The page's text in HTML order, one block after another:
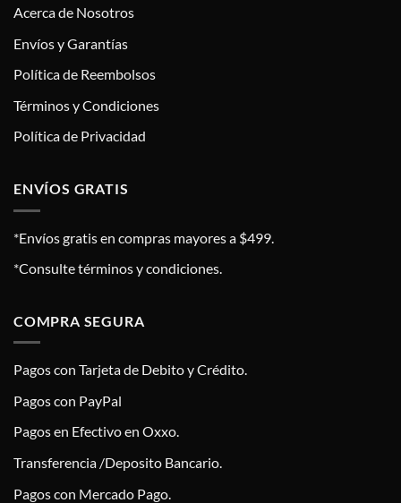
Acerca de Nosotros
Envíos y Garantías
Política de Reembolsos
Términos y Condiciones
Política de Privacidad
ENVÍOS GRATIS
*Envíos gratis en compras mayores a $499.
*Consulte términos y condiciones.
COMPRA SEGURA
Pagos con Tarjeta de Debito y Crédito.
Pagos con PayPal
Pagos en Efectivo en Oxxo.
Transferencia /Deposito Bancario.
Pagos con Mercado Pago.